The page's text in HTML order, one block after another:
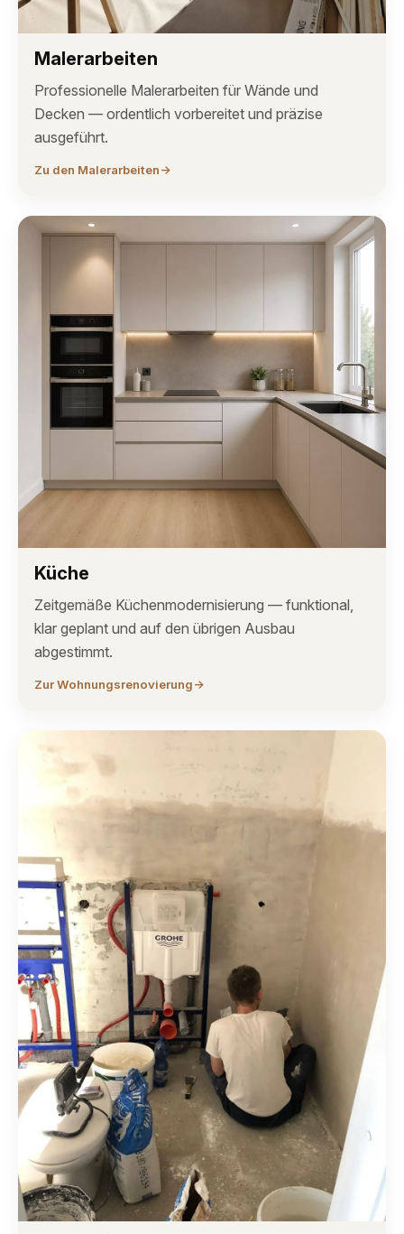
Malerarbeiten
Professionelle Malerarbeiten für Wände und
Decken — ordentlich vorbereitet und präzise
ausgeführt.
Zu den Malerarbeiten→
Küche
Zeitgemäße Küchenmodernisierung — funktional,
klar geplant und auf den übrigen Ausbau
abgestimmt.
Zur Wohnungsrenovierung→